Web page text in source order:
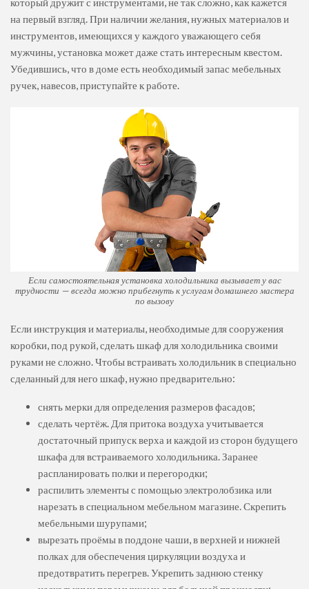
на первый взгляд. При наличии желания, нужных материалов и
инструментов, имеющихся у каждого уважающего себя
мужчины, установка может даже стать интересным квестом.
Убедившись, что в доме есть необходимый запас мебельных
ручек, навесов, приступайте к работе.
Если самостоятельная установка холодильника вызывает у вас
трудности — всегда можно прибегнуть к услугам домашнего мастера
по вызову
Если инструкция и материалы, необходимые для сооружения
коробки, под рукой, сделать шкаф для холодильника своими
руками не сложно. Чтобы встраивать холодильник в специально
сделанный для него шкаф, нужно предварительно:
снять мерки для определения размеров фасадов;
сделать чертёж. Для притока воздуха учитывается
достаточный припуск верха и каждой из сторон будущего
шкафа для встраиваемого холодильника. Заранее
распланировать полки и перегородки;
распилить элементы с помощью электролобзика или
нарезать в специальном мебельном магазине. Скрепить
мебельными шурупами;
вырезать проёмы в поддоне чаши, в верхней и нижней
полках для обеспечения циркуляции воздуха и
предотвратить перегрев. Укрепить заднюю стенку